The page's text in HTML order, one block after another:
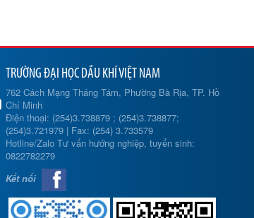
TRƯỜNG ĐẠI HỌC DẦU KHÍ VIỆT NAM
762 Cách Mạng Tháng Tám, Phường Bà Rịa, TP. Hồ
Chí Minh
Điện thoại: (254)3.738879 ; (254)3.738877;
(254)3.721979 | Fax: (254) 3.733579
Hotline/Zalo Tư vấn hướng nghiệp, tuyển sinh:
0822782279
Kết nối